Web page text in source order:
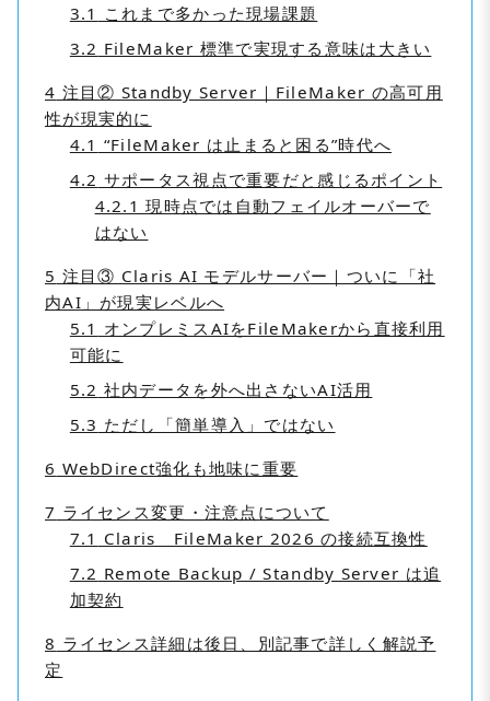
3.1 これまで多かった現場課題
3.2 FileMaker 標準で実現する意味は大きい
4 注目② Standby Server｜FileMaker の高可用
性が現実的に
4.1 “FileMaker は止まると困る”時代へ
4.2 サポータス視点で重要だと感じるポイント
4.2.1 現時点では自動フェイルオーバーで
はない
5 注目③ Claris AI モデルサーバー｜ついに「社
内AI」が現実レベルへ
5.1 オンプレミスAIをFileMakerから直接利用
可能に
5.2 社内データを外へ出さないAI活用
5.3 ただし「簡単導入」ではない
6 WebDirect強化も地味に重要
7 ライセンス変更・注意点について
7.1 Claris FileMaker 2026 の接続互換性
7.2 Remote Backup / Standby Server は追
加契約
8 ライセンス詳細は後日、別記事で詳しく解説予
定